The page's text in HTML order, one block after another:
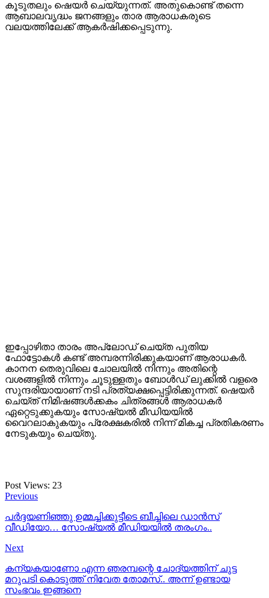
കൂടുതലും ഷെയർ ചെയ്യുന്നത്. അതുകൊണ്ട് തന്നെ
ആബാലവൃദ്ധം ജനങ്ങളും താര ആരാധകരുടെ
വലയത്തിലേക്ക് ആകർഷിക്കപ്പെടുന്നു.
ഇപ്പോഴിതാ താരം അപ്‌ലോഡ് ചെയ്ത പുതിയ
ഫോട്ടോകൾ കണ്ട് അമ്പരന്നിരിക്കുകയാണ് ആരാധകർ.
കാനന തെരുവിലെ ചോലയിൽ നിന്നും അതിന്റെ
വശങ്ങളിൽ നിന്നും ചൂടുള്ളതും ബോൾഡ് ലുക്കിൽ വളരെ
സുന്ദരിയായാണ് നടി പ്രത്യക്ഷപ്പെട്ടിരിക്കുന്നത്. ഷെയർ
ചെയ്ത് നിമിഷങ്ങൾക്കകം ചിത്രങ്ങൾ ആരാധകർ
ഏറ്റെടുക്കുകയും സോഷ്യൽ മീഡിയയിൽ
വൈറലാകുകയും പ്രേക്ഷകരിൽ നിന്ന് മികച്ച പ്രതികരണം
നേടുകയും ചെയ്തു.
Post Views: 23
Previous
പർദ്ദയണിഞ്ഞു ഉമ്മച്ചിക്കുട്ടീടെ ബീച്ചിലെ ഡാൻസ്
വീഡിയോ… സോഷ്യൽ മീഡിയയിൽ തരംഗം..
Next
കന്യകയാണോ എന്ന ഞരമ്പന്റെ ചോദ്യത്തിന് ചുട്ട
മറുപടി കൊടുത്ത് നിവേത തോമസ്.. അന്ന് ഉണ്ടായ
സംഭവം ഇങ്ങനെ